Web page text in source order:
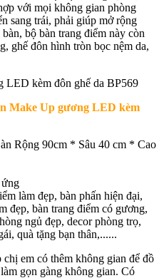
với mọi không gian phòng
sang trái, phải giúp mở rộng
bộ bàn trang điểm này còn
ghế đôn hình tròn bọc nệm da,
Make Up gương LED kèm
Rộng 90cm * Sâu 40 cm * Cao
làm đẹp, bàn phấn hiện đại,
đẹp, bàn trang điểm có gương,
ngủ đẹp, decor phòng trọ,
quà tặng bạn thân,......
chị em có thêm không gian để đồ
gọn gàng không gian. Có